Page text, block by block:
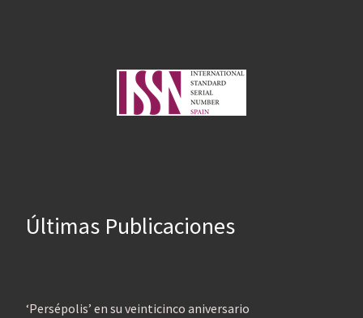
Últimas Publicaciones
‘Persépolis’ en su veinticinco aniversario